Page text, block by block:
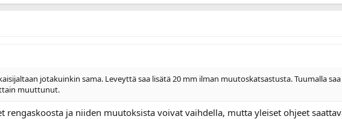
jotakuinkin sama. Leveyttä saa lisätä 20 mm ilman muutoskatsastusta. Tuumalla
muuttunut.
rengaskoosta ja niiden muutoksista voivat vaihdella, mutta yleiset ohjeet